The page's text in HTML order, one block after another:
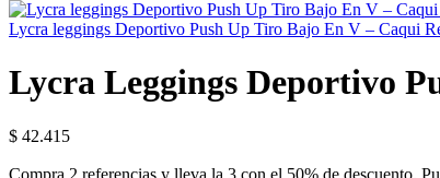
Lycra leggings Deportivo Push Up Tiro Bajo En V – Caqui
Lycra Leggings Deportivo
$ 42.415
Compra 2 referencias y lleva la 3 con el 50% de descuento.